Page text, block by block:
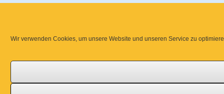
Wir verwenden Cookies, um unsere Website und unseren Service zu